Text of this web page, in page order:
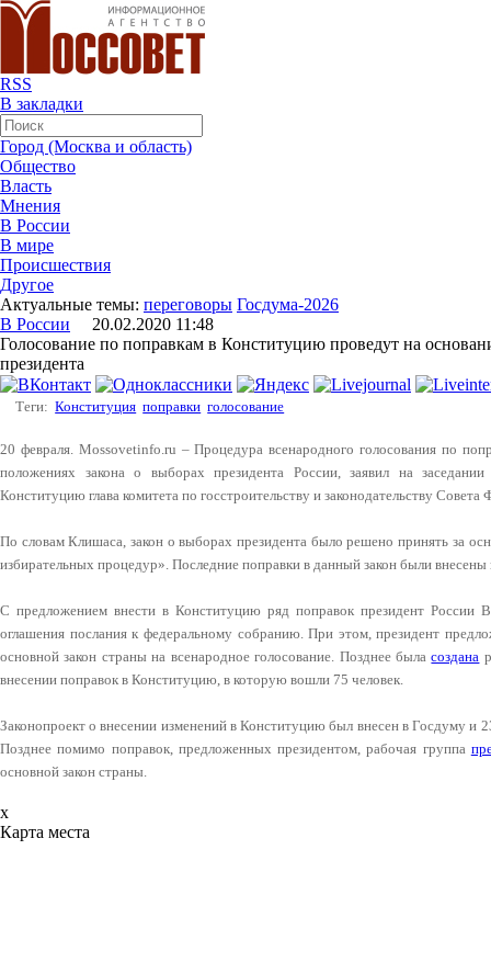
RSS
В закладки
Город (Москва и область)
Общество
Власть
Мнения
В России
В мире
Происшествия
Другое
Актуальные темы: переговоры Госдума-2026
В России 20.02.2020 11:48
Голосование по поправкам в Конституцию проведут на
президента
Теги: Конституция поправки голосование
20 февраля. Mossovetinfo.ru – Процедура всенародного голосования по
положениях закона о выборах президента России, заявил на
Конституцию глава комитета по госстроительству и законодательству
По словам Клишаса, закон о выборах президента было решено принять за
избирательных процедур». Последние поправки в данный закон были
С предложением внести в Конституцию ряд поправок президент России
оглашения послания к федеральному собранию. При этом, президент
основной закон страны на всенародное голосование. Позднее быласоздана
внесении поправок в Конституцию, в которую вошли 75 человек.
Законопроект о внесении изменений в Конституцию был внесен в Госдуму и
Позднее помимо поправок, предложенных президентом, рабочая группа
основной закон страны.
x
Карта места